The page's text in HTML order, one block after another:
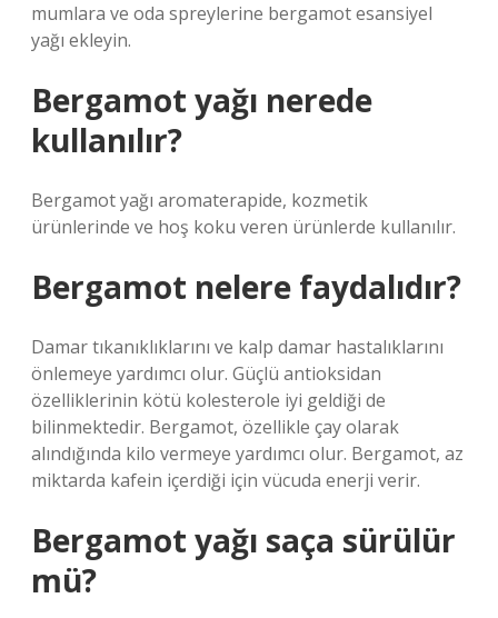
mumlara ve oda spreylerine bergamot esansiyel
yağı ekleyin.
Bergamot yağı nerede
kullanılır?
Bergamot yağı aromaterapide, kozmetik
ürünlerinde ve hoş koku veren ürünlerde kullanılır.
Bergamot nelere faydalıdır?
Damar tıkanıklıklarını ve kalp damar hastalıklarını
önlemeye yardımcı olur. Güçlü antioksidan
özelliklerinin kötü kolesterole iyi geldiği de
bilinmektedir. Bergamot, özellikle çay olarak
alındığında kilo vermeye yardımcı olur. Bergamot, az
miktarda kafein içerdiği için vücuda enerji verir.
Bergamot yağı saça sürülür
mü?